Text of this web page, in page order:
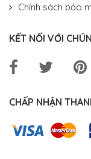
Chính sách bảo
KẾT NỐI VỚI
CHẤP NHẬN